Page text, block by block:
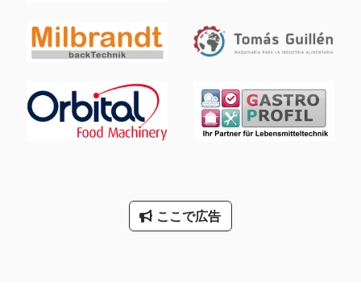
行な逆回転ローラーがあります。ローラー間のギャップは、粉
砕された粒子のサイズを制御するため に調整することができま
す。 2.破砕メカニズム： - 材料は2つのローラーの間に供給さ
す。ローラーが原料を圧縮・粉砕し、目的の サイズにします。
3.材料の供給と排出： - 材料は通常、クラッシャーの上部に供
給され、ローラーの間で粉砕されます。粉砕された材料は機械
の下部から排出されます。 Dcodpoq Ngamjfx Aqiok 4.調整可
デザイン： - ローラーの表面は、平滑であるか、またはグリッ
プと粉砕作用を高めるために波形になっています。ローラーの
ここで広告